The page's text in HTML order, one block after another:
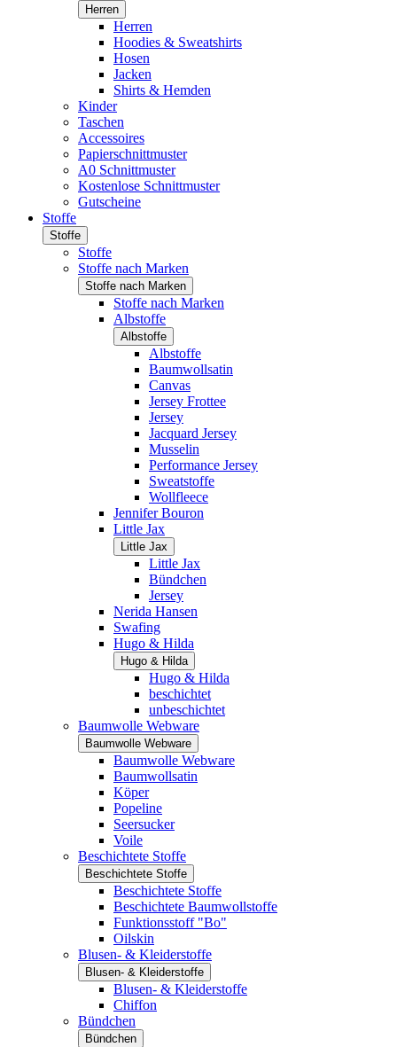
Herren
Herren
Hoodies & Sweatshirts
Hosen
Jacken
Shirts & Hemden
Kinder
Taschen
Accessoires
Papierschnittmuster
A0 Schnittmuster
Kostenlose Schnittmuster
Gutscheine
Stoffe
Stoffe
Stoffe
Stoffe nach Marken
Stoffe nach Marken
Stoffe nach Marken
Albstoffe
Albstoffe
Albstoffe
Baumwollsatin
Canvas
Jersey Frottee
Jersey
Jacquard Jersey
Musselin
Performance Jersey
Sweatstoffe
Wollfleece
Jennifer Bouron
Little Jax
Little Jax
Little Jax
Bündchen
Jersey
Nerida Hansen
Swafing
Hugo & Hilda
Hugo & Hilda
Hugo & Hilda
beschichtet
unbeschichtet
Baumwolle Webware
Baumwolle Webware
Baumwolle Webware
Baumwollsatin
Köper
Popeline
Seersucker
Voile
Beschichtete Stoffe
Beschichtete Stoffe
Beschichtete Stoffe
Beschichtete Baumwollstoffe
Funktionsstoff "Bo"
Oilskin
Blusen- & Kleiderstoffe
Blusen- & Kleiderstoffe
Blusen- & Kleiderstoffe
Chiffon
Bündchen
Bündchen